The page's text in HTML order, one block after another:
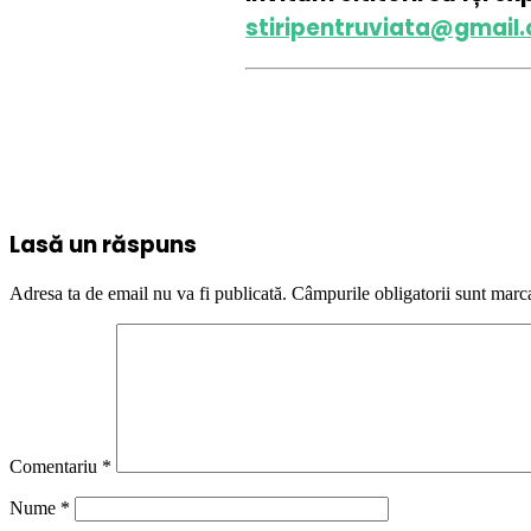
Lasă un răspuns
Adresa ta de email nu va fi publicată. Câmpurile obligatorii sunt
Comentariu *
Nume *